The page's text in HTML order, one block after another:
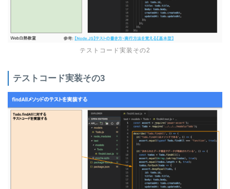
テストコード実装その2
テストコード実装その3